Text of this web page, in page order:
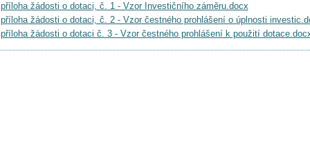
příloha žádosti o dotaci, č. 1 - Vzor Investičního záměru.docx
příloha žádosti o dotaci, č. 2 - Vzor čestného prohlášení o úplnosti
příloha žádosti o dotaci č. 3 - Vzor čestného prohlášení k použití